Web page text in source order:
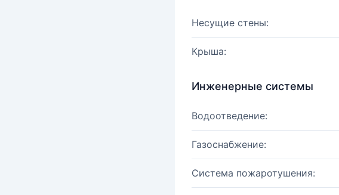
Несущие стены:
Крыша:
Инженерные системы
Водоотведение:
Газоснабжение:
Система пожаротушения: